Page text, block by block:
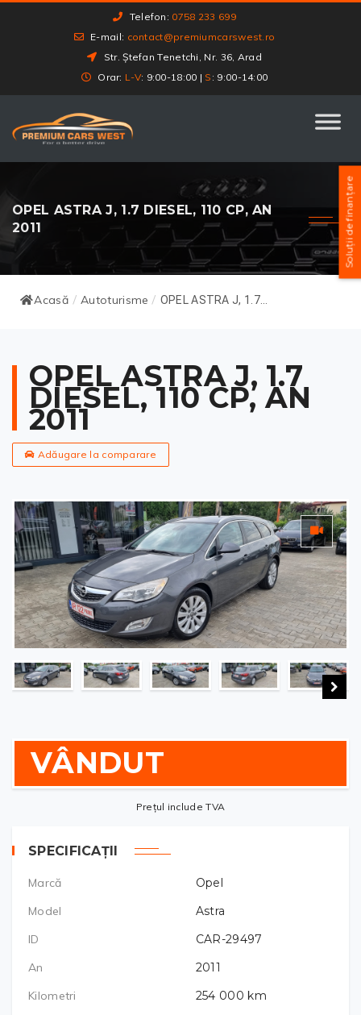
Telefon: 0758 233 699
E-mail: contact@premiumcarswest.ro
Str. Ștefan Tenetchi, Nr. 36, Arad
Orar: L-V: 9:00-18:00 | S : 9:00-14:00
OPEL ASTRA J, 1.7 DIESEL, 110 CP, AN
2011
Acasă / Autoturisme / OPEL ASTRA J, 1.7...
OPEL ASTRA J, 1.7
DIESEL, 110 CP, AN
2011
Adăugare la comparare
VÂNDUT
Prețul include TVA
SPECIFICAȚII
Marcă
Opel
Model
Astra
ID
CAR-29497
An
2011
Kilometri
254 000 km
Soluții de finanțare